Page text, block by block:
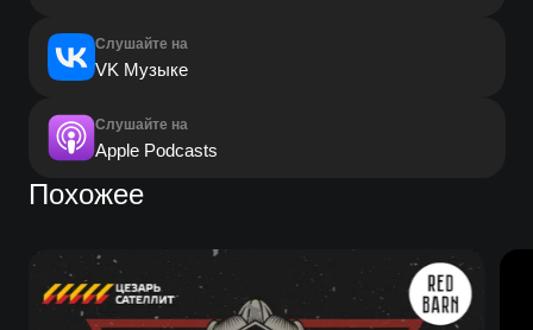
Слушайте на
VK Музыке
Слушайте на
Apple Podcasts
Похожее